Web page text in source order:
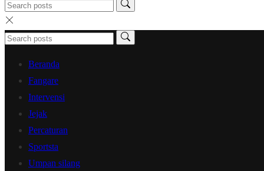
Beranda
Fangare
Intervensi
Jejak
Percaturan
Sportsta
Umpan silang